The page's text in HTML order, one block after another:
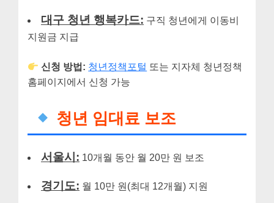
대구 청년 행복카드: 구직 청년에게 이동비
지원금 지급
신청 방법: 청년정책포털 또는 지자체 청년정책
홈페이지에서 신청 가능
청년 임대료 보조
서울시: 10개월 동안 월 20만 원 보조
경기도: 월 10만 원(최대 12개월) 지원